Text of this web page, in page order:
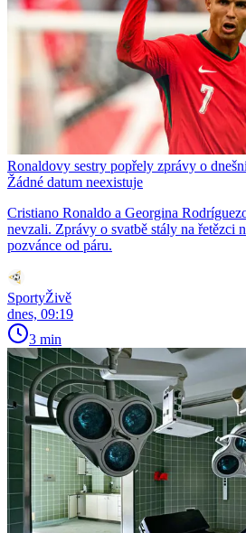
Ronaldovy sestry popřely zprávy o
Žádné datum neexistuje
Cristiano Ronaldo a Georgina
nevzali. Zprávy o svatbě stály na řetězci
pozvánce od páru.
SportyŽivě
dnes, 09:19
3 min